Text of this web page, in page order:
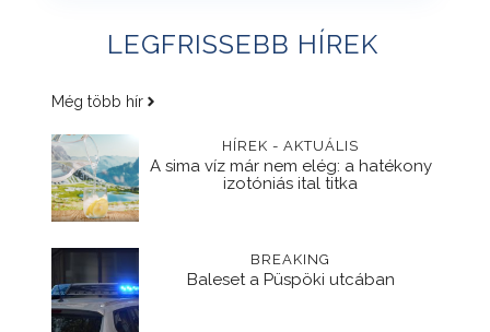
LEGFRISSEBB HÍREK
Még több hír
HÍREK - AKTUÁLIS
A sima víz már nem elég: a hatékony
izotóniás ital titka
BREAKING
Baleset a Püspöki utcában